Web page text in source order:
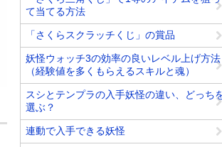
て当てる方法
「さくらスクラッチくじ」の賞品
妖怪ウォッチ3の効率の良いレベル上げ方法
（経験値を多くもらえるスキルと魂）
スシとテンプラの入手妖怪の違い、どっち
選ぶ？
連動で入手できる妖怪